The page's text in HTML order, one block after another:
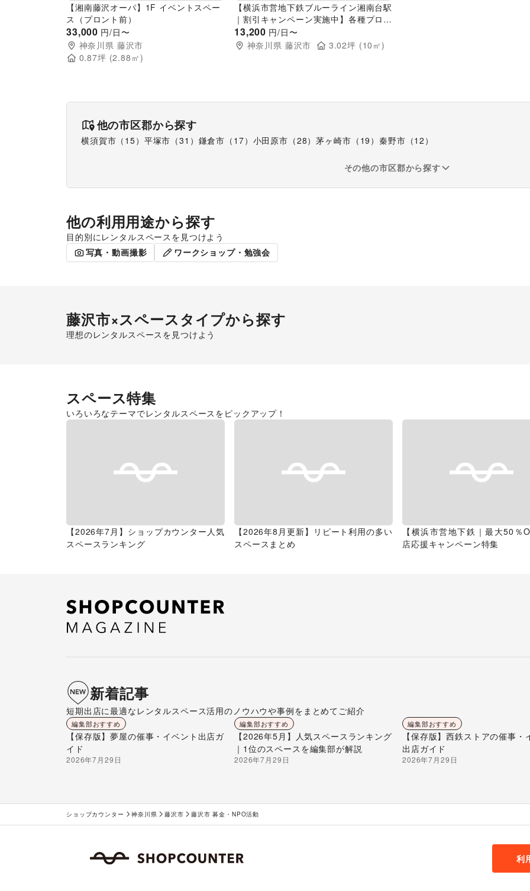
【湘南藤沢オーパ】1F イベントスペー
ス（プロント前）
33,000 円/日〜
神奈川県 藤沢市
0.87坪 (2.88 ㎡)
【横浜市営地下鉄ブルーライン湘南台駅
｜割引キャンペーン実施中】各種プロモ
ーションや物販、食物販のポップアップ
ストアに最適な改札内モニュメント横の
13,200 円/日〜
神奈川県 藤沢市 3.02坪 (10 ㎡)
他の市区郡から探す
横須賀市 （ 15） 平塚市 （31 ） 鎌倉市 （ 17） 小田原市 （28）茅ヶ崎市 （ 19 ）秦野市 （12 ）
その他の市区郡から探す
他の利用用途から探す
目的別にレンタルスペースを見つけよう
ポップアップストア 食品販売
写真・動画撮影 ワークショップ・勉強会
藤沢市×スペースタイプから探す
理想のレンタルスペースを見つけよう
スペース特集
いろいろなテーマでレンタルスペースをピックアップ！
【2026年7月】ショップカウンター人気
スペースランキング
【2026年8月更新】リピート利用の多い
スペースまとめ
【横浜市営地下鉄｜最大50％
店応援キャンペーン特集
新着記事
短期出店に最適なレンタルスペース活用のノウハウや事例をまとめてご紹介
編集部おすすめ
【保存版】夢屋の催事・イベント出店ガ
イド
2026年7月29日
編集部おすすめ
【2026年5月】人気スペースランキング
｜1位のスペースを編集部が解説
2026年7月29日
編集部おすすめ
【保存版】西鉄ストアの催事・
出店ガイド
2026年7月29日
ショップカウンター 神奈川県 藤沢市 藤沢市 募金・NPO活動
利